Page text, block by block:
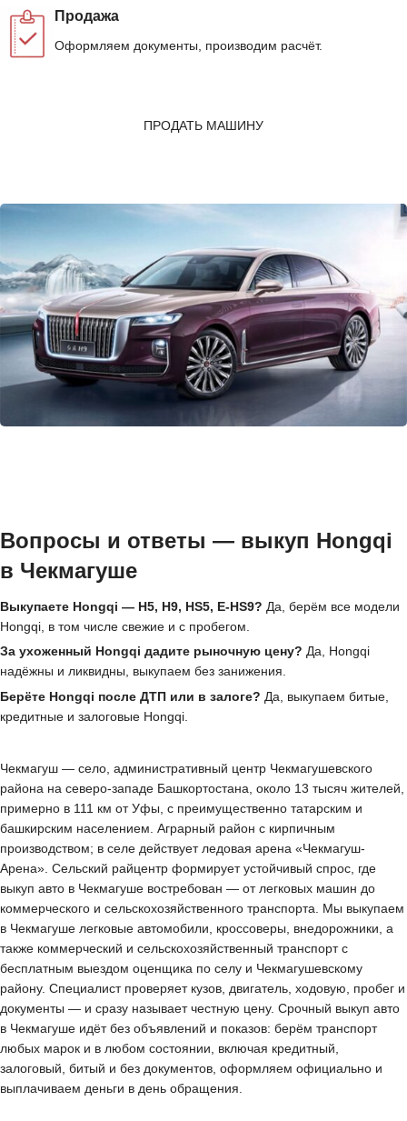
Продажа
Оформляем документы, производим расчёт.
ПРОДАТЬ МАШИНУ
Вопросы и ответы — выкуп Hongqi
в Чекмагуше
Выкупаете Hongqi — H5, H9, HS5, E-HS9? Да, берём все модели
Hongqi, в том числе свежие и с пробегом.
За ухоженный Hongqi дадите рыночную цену? Да, Hongqi
надёжны и ликвидны, выкупаем без занижения.
Берёте Hongqi после ДТП или в залоге? Да, выкупаем битые,
кредитные и залоговые Hongqi.
Чекмагуш — село, административный центр Чекмагушевского
района на северо-западе Башкортостана, около 13 тысяч жителей,
примерно в 111 км от Уфы, с преимущественно татарским и
башкирским населением. Аграрный район с кирпичным
производством; в селе действует ледовая арена «Чекмагуш-
Арена». Сельский райцентр формирует устойчивый спрос, где
выкуп авто в Чекмагуше востребован — от легковых машин до
коммерческого и сельскохозяйственного транспорта. Мы выкупаем
в Чекмагуше легковые автомобили, кроссоверы, внедорожники, а
также коммерческий и сельскохозяйственный транспорт с
бесплатным выездом оценщика по селу и Чекмагушевскому
району. Специалист проверяет кузов, двигатель, ходовую, пробег и
документы — и сразу называет честную цену. Срочный выкуп авто
в Чекмагуше идёт без объявлений и показов: берём транспорт
любых марок и в любом состоянии, включая кредитный,
залоговый, битый и без документов, оформляем официально и
выплачиваем деньги в день обращения.